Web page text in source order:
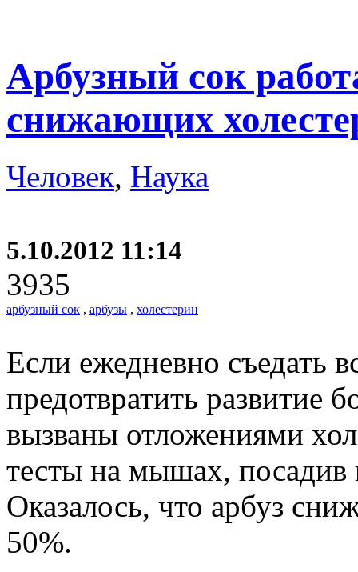
Арбузный сок
снижающих
Человек, Наука
5.10.2012 11:14
3935
арбузный сок , арбузы , холестерин
Если ежедневно съедать
предотвратить развитие
вызваны отложениями
тесты на мышах,
Оказалось, что арбуз
50%.